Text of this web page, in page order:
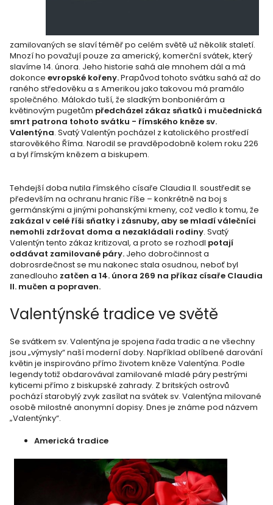
zamilovaných se slaví téměř po celém světě už několik staletí.
Mnozí ho považují pouze za americký, komerční svátek, který
slavíme 14. února. Jeho historie sahá ale mnohem dál a má
dokonce evropské kořeny.Prapůvod tohoto svátku sahá až do
raného středověku a s Amerikou jako takovou má pramálo
společného. Málokdo tuší, že sladkým bonboniérám a
květinovým pugetům předcházel zákaz sňatků i mučednická
smrt patrona tohoto svátku - římského kněze sv.
Valentýna. Svatý Valentýn pocházel z katolického prostředí
starověkého Říma. Narodil se pravděpodobně kolem roku 226
a byl římským knězem a biskupem.
Tehdejší doba nutila římského císaře Claudia II. soustředit se
především na ochranu hranic říše – konkrétně na boj s
germánskými a jinými pohanskými kmeny, což vedlo k tomu, že
zakázal v celé říši sňatky i zásnuby, aby se mladí válečníci
nemohli zdržovat doma a nezakládali rodiny. Svatý
Valentýn tento zákaz kritizoval, a proto se rozhodl potají
oddávat zamilované páry. Jeho dobročinnost a
dobrosrdečnost se mu nakonec stala osudnou, neboť byl
zanedlouho zatčen a 14. února 269 na příkaz císaře Claudia
II. mučen a popraven.
Valentýnské tradice ve světě
Se svátkem sv. Valentýna je spojena řada tradic a ne všechny
jsou „výmysly“ naší moderní doby. Například oblíbené darování
květin je inspirováno přímo životem kněze Valentýna. Podle
legendy totiž obdarovával zamilované mladé páry pestrými
kyticemi přímo z biskupské zahrady. Z britských ostrovů
pochází starobylý zvyk zasílat na svátek sv. Valentýna milované
osobě milostné anonymní dopisy. Dnes je známe pod názvem
„Valentýnky“.
Americká tradice